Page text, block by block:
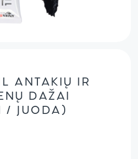
ANTAKIŲ IR
DAŽAI
/ JUODA)